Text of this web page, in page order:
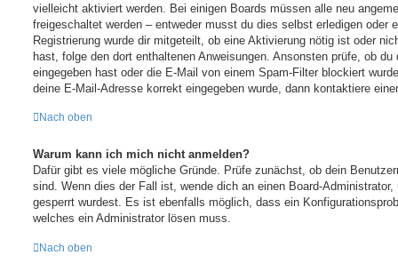
vielleicht aktiviert werden. Bei einigen Boards müssen alle neu
freigeschaltet werden – entweder musst du dies selbst erledigen oder
Registrierung wurde dir mitgeteilt, ob eine Aktivierung nötig ist oder
hast, folge den dort enthaltenen Anweisungen. Ansonsten prüfe, ob
eingegeben hast oder die E-Mail von einem Spam-Filter blockiert
deine E-Mail-Adresse korrekt eingegeben wurde, dann kontaktiere
Nach oben
Warum kann ich mich nicht anmelden?
Dafür gibt es viele mögliche Gründe. Prüfe zunächst, ob dein
sind. Wenn dies der Fall ist, wende dich an einen Board-
gesperrt wurdest. Es ist ebenfalls möglich, dass ein
welches ein Administrator lösen muss.
Nach oben